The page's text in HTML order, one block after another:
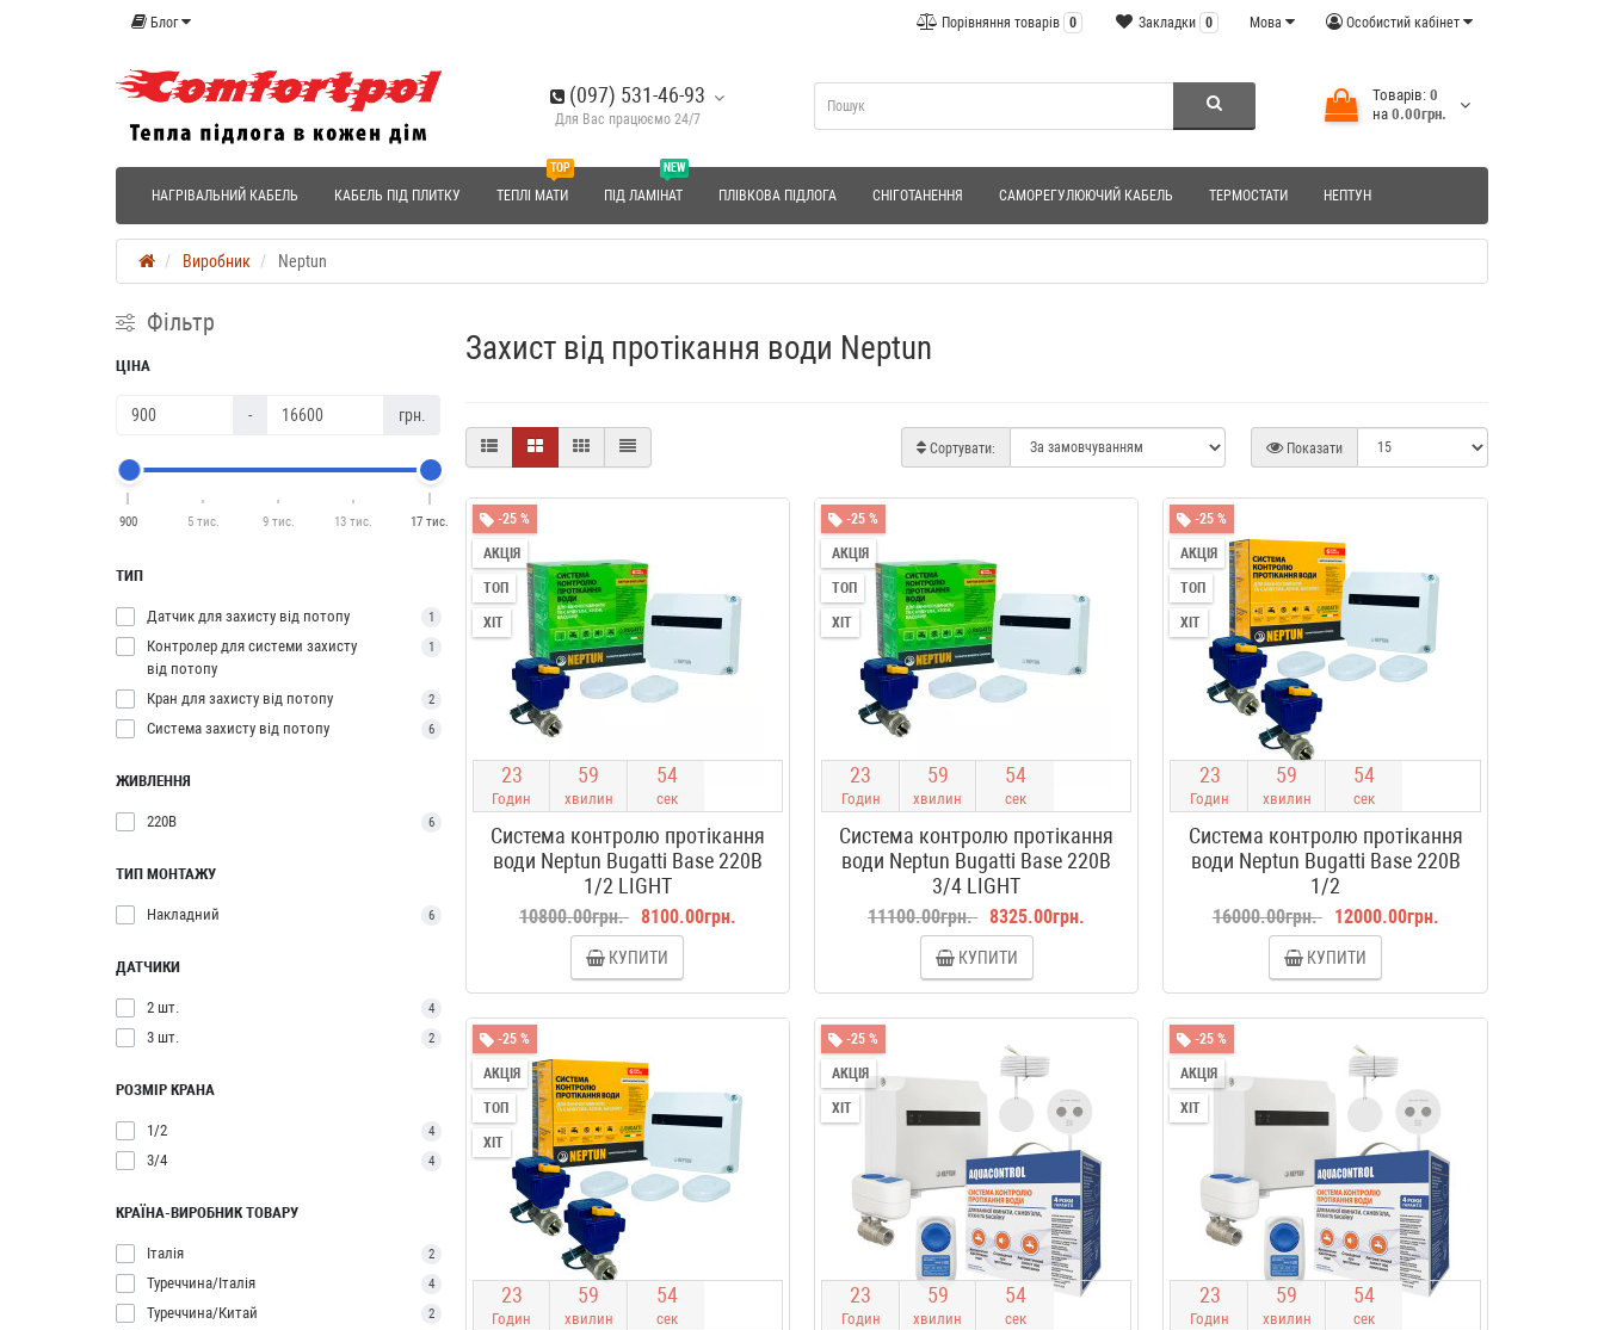
Блог Особистий кабінет
Мова
Закладки 0
Порівняння товарів 0
(097) 531-46-93
Для Вас працюємо 24/7
Товарів: 0
на 0.00грн.
НАГРІВАЛЬНИЙ КАБЕЛЬ КАБЕЛЬ ПІД ПЛИТКУ
TOP
ТЕПЛІ МАТИ
NEW
ПІД ЛАМІНАТ ПЛІВКОВА ПІДЛОГА СНІГОТАНЕННЯ САМОРЕГУЛЮЮЧИЙ КАБЕЛЬ ТЕРМОСТАТИ НЕПТУН
Виробник Neptun
Фільтр
ЦІНА
- грн.
900 5 тис. 9 тис. 13 тис. 17 тис.
ТИП
Датчик для захисту від потопу 1
Контролер для системи захисту
від потопу
1
Кран для захисту від потопу 2
Система захисту від потопу 6
ЖИВЛЕННЯ
220В 6
ТИП МОНТАЖУ
Накладний 6
ДАТЧИКИ
2 шт. 4
3 шт. 2
РОЗМІР КРАНА
1/2 4
3/4 4
КРАЇНА-ВИРОБНИК ТОВАРУ
Італія 2
Туреччина/Італія 4
Туреччина/Китай 2
Захист від протікання води Neptun
Сортувати: Показати
-25 %
АКЦІЯ
ТОП
ХІТ
23
Годин
59
хвилин
54
сек
Система контролю протікання
води Neptun Bugatti Base 220B
1/2 LIGHT
10800.00грн. 8100.00грн.
КУПИТИ
-25 %
АКЦІЯ
ТОП
ХІТ
23
Годин
59
хвилин
54
сек
Система контролю протікання
води Neptun Bugatti Base 220B
3/4 LIGHT
11100.00грн. 8325.00грн.
КУПИТИ
-25 %
АКЦІЯ
ТОП
ХІТ
23
Годин
59
хвилин
54
сек
Система контролю протікання
води Neptun Bugatti Base 220B
1/2
16000.00грн. 12000.00грн.
КУПИТИ
-25 %
АКЦІЯ
ТОП
ХІТ
23
Годин
59
хвилин
54
сек
-25 %
АКЦІЯ
ХІТ
23
Годин
59
хвилин
54
сек
-25 %
АКЦІЯ
ХІТ
23
Годин
59
хвилин
54
сек